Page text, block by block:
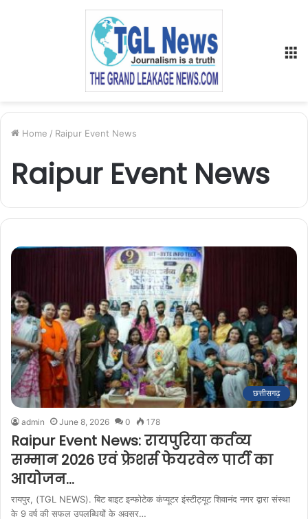
Home / Raipur Event News
Raipur Event News
छत्तीसगढ़
admin June 8, 2026 0 178
Raipur Event News: रायपुरिया कर्तव्य
सम्मान 2026 एवं फ्रेशर्स फेयरवेल पार्टी का
आयोजन…
रायपुर, (TGL NEWS). बिट बाइट इन्फोटेक कंप्यूटर इंस्टीट्यूट शिवानंद नगर द्वारा संस्था
के 9 वर्ष की सफल उपलब्धियों के अवसर…